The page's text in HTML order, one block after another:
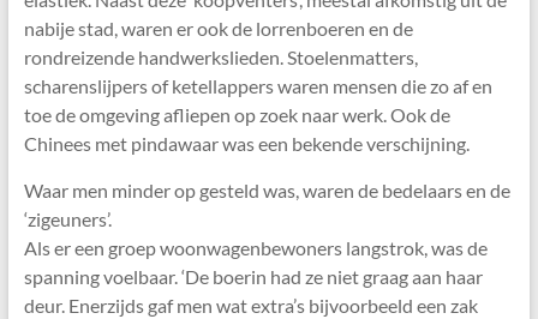
nabije stad, waren er ook de lorrenboeren en de
rondreizende handwerkslieden. Stoelenmatters,
scharenslijpers of ketellappers waren mensen die zo af en
toe de omgeving afliepen op zoek naar werk. Ook de
Chinees met pindawaar was een bekende verschijning.
Waar men minder op gesteld was, waren de bedelaars en de
‘zigeuners’.
Als er een groep woonwagenbewoners langstrok, was de
spanning voelbaar. ‘De boerin had ze niet graag aan haar
deur. Enerzijds gaf men wat extra’s bijvoorbeeld een zak